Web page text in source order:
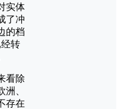
实体
了冲
的档
转
看除
洲、
存在